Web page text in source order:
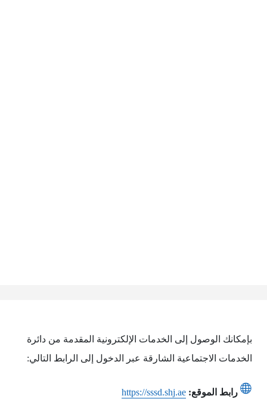
بإمكانك الوصول إلى الخدمات الإلكترونية المقدمة من دائرة
الخدمات الاجتماعية الشارقة عبر الدخول إلى الرابط التالي:
رابط الموقع: https://sssd.shj.ae